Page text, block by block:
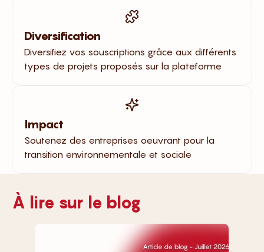
Diversification
Diversifiez vos souscriptions grâce aux différents
types de projets proposés sur la plateforme
Impact
Soutenez des entreprises oeuvrant pour la
transition environnementale et sociale
À lire sur le blog